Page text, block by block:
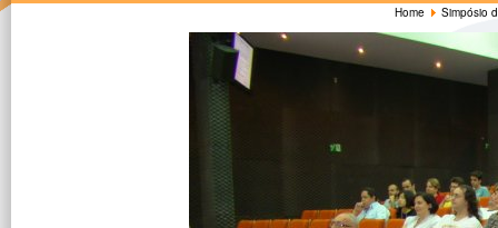
Home Simpósio